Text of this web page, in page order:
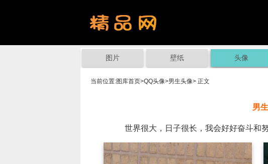
图片 壁纸 头像
当前位置:图库首页>QQ头像>男生头像> 正文
男
世界很大，日子很长，我会好好奋斗和